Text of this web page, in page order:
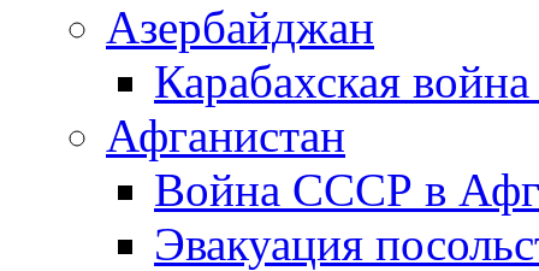
Азербайджан
Карабахская
Афганистан
Война СССР в
Эвакуация